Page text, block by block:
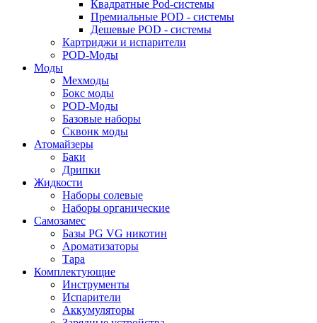
Квадратные Pod-системы
Премиальные POD - системы
Дешевые POD - системы
Картриджи и испарители
POD-Моды
Моды
Мехмоды
Бокс моды
POD-Моды
Базовые наборы
Сквонк моды
Атомайзеры
Баки
Дрипки
Жидкости
Наборы солевые
Наборы органические
Самозамес
Базы PG VG никотин
Ароматизаторы
Тара
Комплектующие
Инструменты
Испарители
Аккумуляторы